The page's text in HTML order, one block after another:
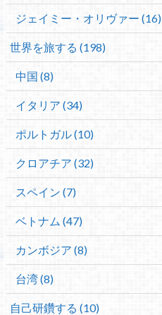
ジェイミー・オリヴァー (16)
世界を旅する (198)
中国 (8)
イタリア (34)
ポルトガル (10)
クロアチア (32)
スペイン (7)
ベトナム (47)
カンボジア (8)
台湾 (8)
自己研鑽する (10)